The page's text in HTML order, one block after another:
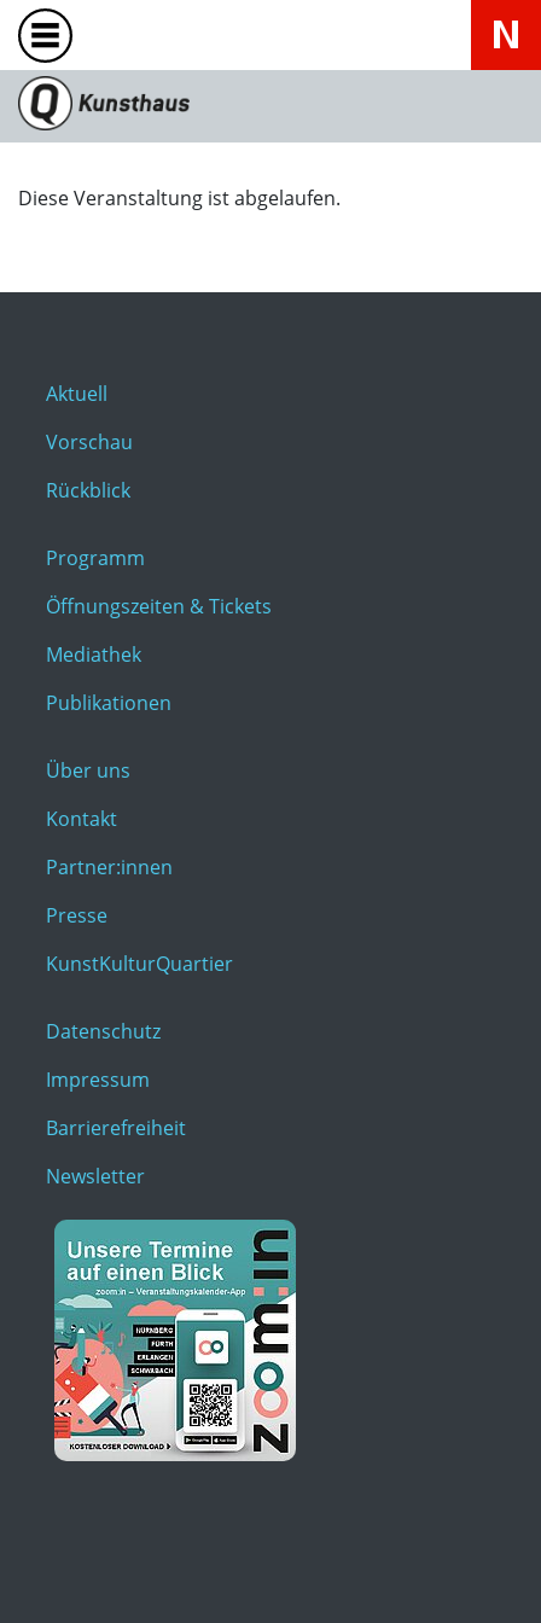
Diese Veranstaltung ist abgelaufen.
Aktuell
Vorschau
Rückblick
Programm
Öffnungszeiten & Tickets
Mediathek
Publikationen
Über uns
Kontakt
Partner:innen
Presse
KunstKulturQuartier
Datenschutz
Impressum
Barrierefreiheit
Newsletter